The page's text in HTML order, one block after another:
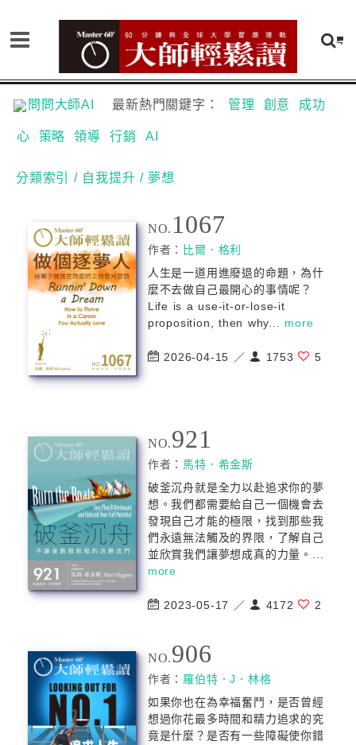
問問大師AI 最新熱門關鍵字： 管理 創意 成功
心 策略 領導 行銷 AI
分類索引 / 自我提升 / 夢想
NO. 1067
作者：
比爾．格利
人生是一道用進廢退的命題，為什
麼不去做自己最開心的事情呢？
Life is a use-it-or-lose-it
proposition, then why... more
2026-04-15 ／ 1753 5
NO.921
作者： 馬特．希金斯
破釜沉舟就是全力以赴追求你的夢
想。我們都需要給自己一個機會去
發現自己才能的極限，找到那些我
們永遠無法觸及的界限，了解自己
並欣賞我們讓夢想成真的力量。...
more
2023-05-17 ／ 4172 2
NO.906
作者： 羅伯特．J．林格
如果你也在為幸福奮鬥，是否曾經
想過你花最多時間和精力追求的究
竟是什麼？是否有一些障礙使你錯